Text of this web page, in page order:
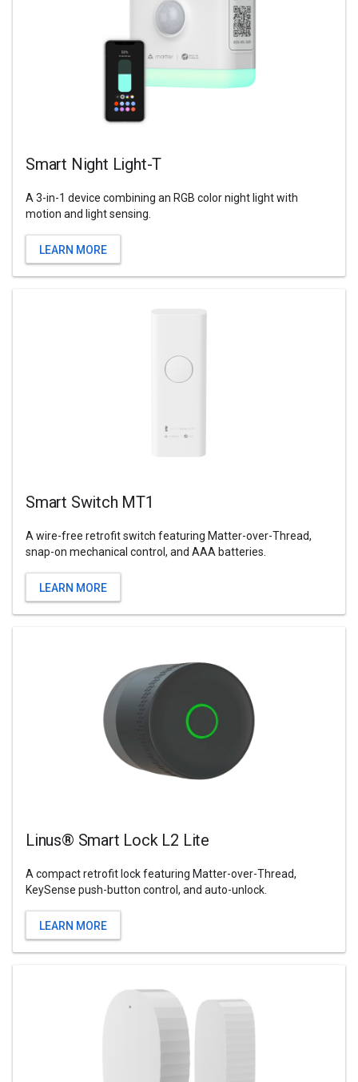
Smart Night Light-T
A 3-in-1 device combining an RGB color night light with
motion and light sensing.
LEARN MORE
Smart Switch MT1
A wire-free retrofit switch featuring Matter-over-Thread,
snap-on mechanical control, and AAA batteries.
LEARN MORE
Linus® Smart Lock L2 Lite
A compact retrofit lock featuring Matter-over-Thread,
KeySense push-button control, and auto-unlock.
LEARN MORE